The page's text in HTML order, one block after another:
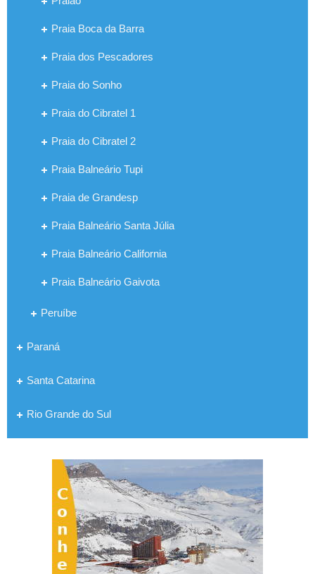
Praia Boca da Barra
Praia dos Pescadores
Praia do Sonho
Praia do Cibratel 1
Praia do Cibratel 2
Praia Balneário Tupi
Praia de Grandesp
Praia Balneário Santa Júlia
Praia Balneário California
Praia Balneário Gaivota
Peruíbe
Paraná
Santa Catarina
Rio Grande do Sul